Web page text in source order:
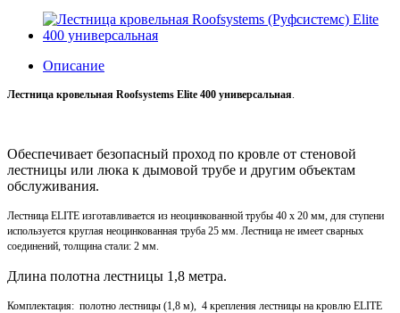
Описание
Лестница кровельная Roofsystems Elite 400 универсальная.
Обеспечивает безопасный проход по кровле от стеновой
лестницы или люка к дымовой трубе и другим объектам
обслуживания.
Лестница ELITE изготавливается из неоцинкованной трубы 40 x 20 мм, для ступени
используется круглая неоцинкованная труба 25 мм. Лестница не имеет сварных
соединений, толщина стали: 2 мм.
Длина полотна лестницы 1,8 метра.
Комплектация: полотно лестницы (1,8 м), 4 крепления лестницы на кровлю ELITE